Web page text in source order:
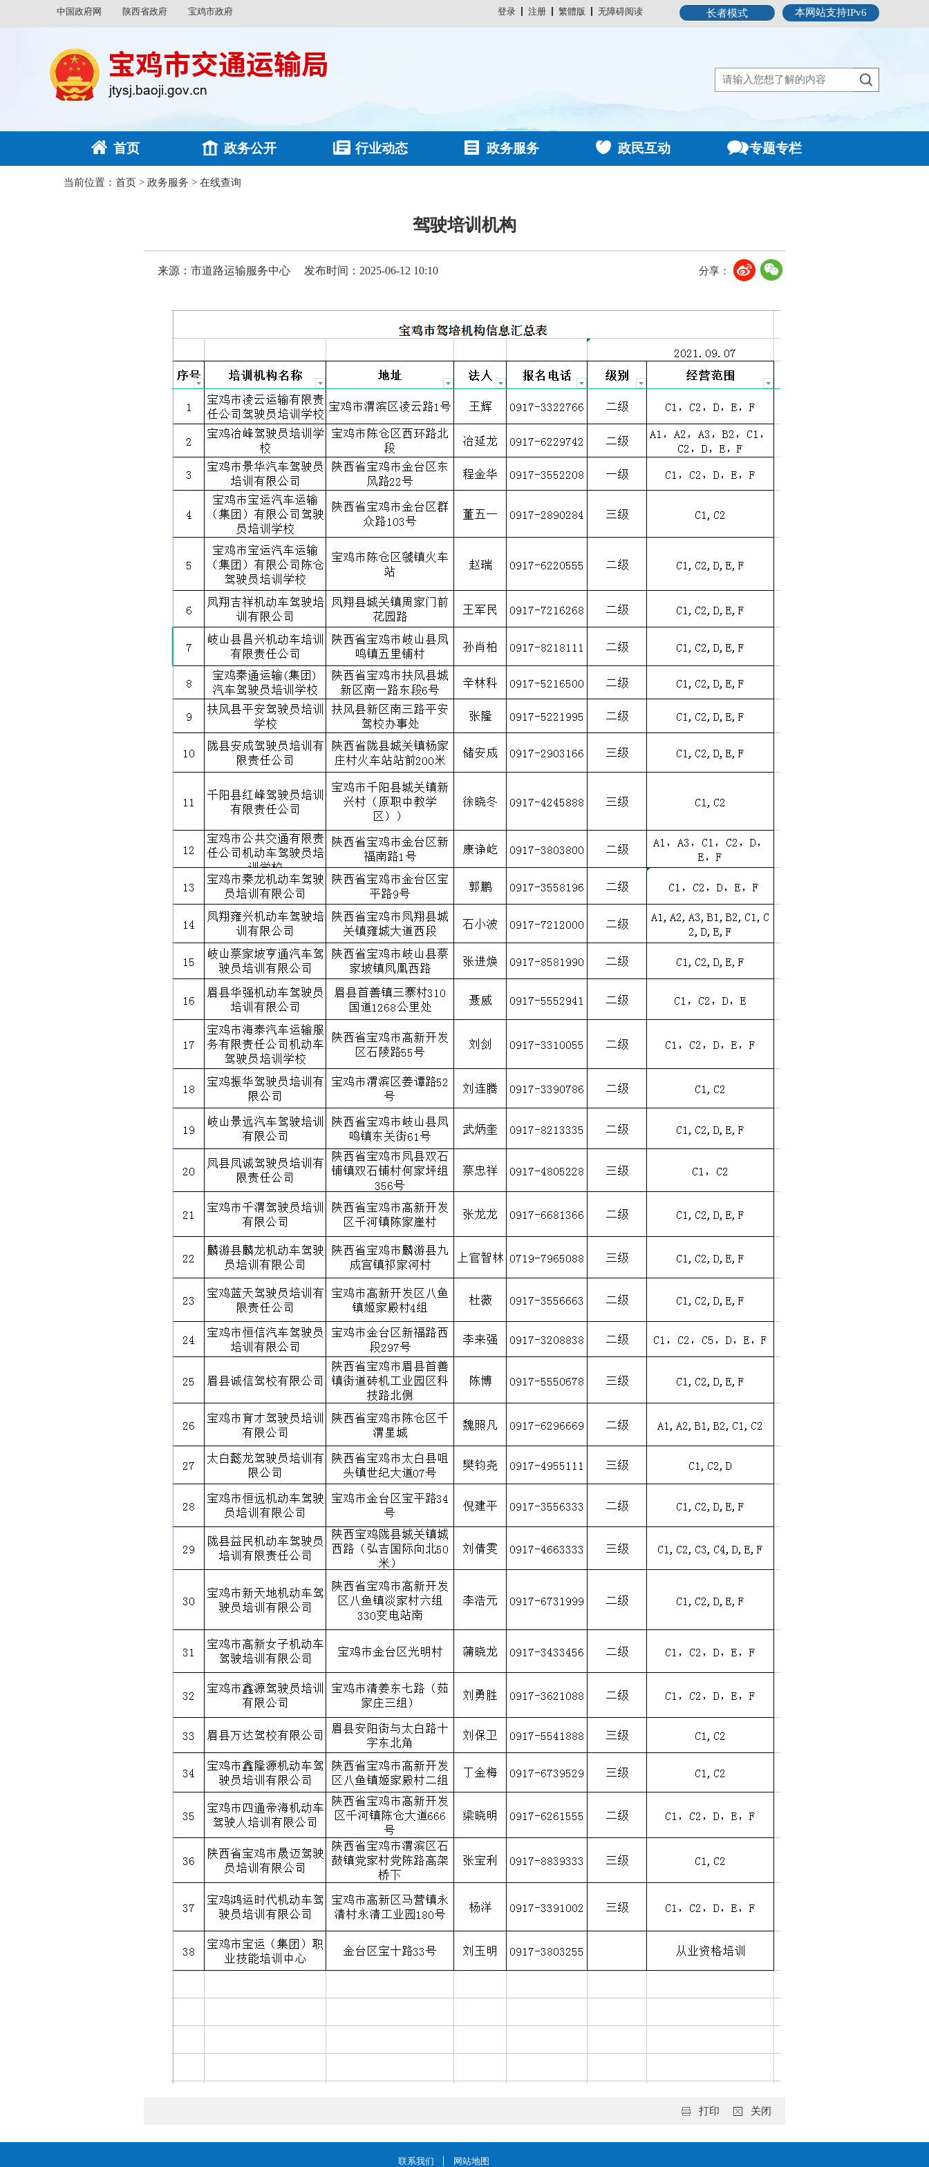
中国政府网 陕西省政府 宝鸡市政府 本网站支持IPv6
长者模式
登录 注册 繁體版 无障碍阅读
首页 政务公开 行业动态 政务服务 政民互动 专题专栏
当前位置： 首页 > 政务服务 > 在线查询
驾驶培训机构
来源：市道路运输服务中心 发布时间：2025-06-12 10:10 分享：
关闭
打印
联系我们 网站地图